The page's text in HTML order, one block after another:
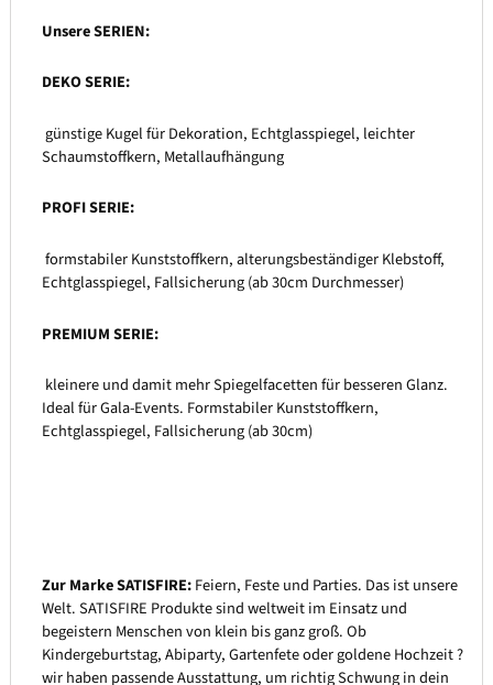
Unsere SERIEN:
DEKO SERIE:
günstige Kugel für Dekoration, Echtglasspiegel, leichter
Schaumstoffkern, Metallaufhängung
PROFI SERIE:
formstabiler Kunststoffkern, alterungsbeständiger Klebstoff,
Echtglasspiegel, Fallsicherung (ab 30cm Durchmesser)
PREMIUM SERIE:
kleinere und damit mehr Spiegelfacetten für besseren Glanz.
Ideal für Gala-Events. Formstabiler Kunststoffkern,
Echtglasspiegel, Fallsicherung (ab 30cm)
Zur Marke SATISFIRE:Feiern, Feste und Parties. Das ist unsere
Welt. SATISFIRE Produkte sind weltweit im Einsatz und
begeistern Menschen von klein bis ganz groß. Ob
Kindergeburtstag, Abiparty, Gartenfete oder goldene Hochzeit ?
wir haben passende Ausstattung, um richtig Schwung in dein